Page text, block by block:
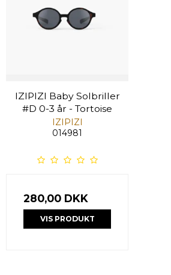
IZIPIZI Baby Solbriller
#D 0-3 år - Tortoise
IZIPIZI
014981
280,00 DKK
VIS PRODUKT